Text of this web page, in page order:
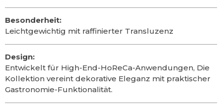
Besonderheit:
Leichtgewichtig mit raffinierter Transluzenz
Design:
Entwickelt für High-End-HoReCa-Anwendungen, Die
Kollektion vereint dekorative Eleganz mit praktischer
Gastronomie-Funktionalität.